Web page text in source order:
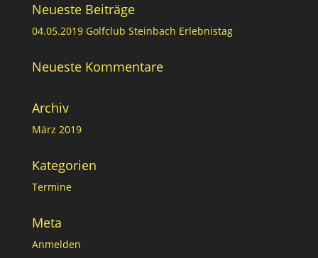
Neueste Beiträge
04.05.2019 Golfclub Steinbach Erlebnistag
Neueste Kommentare
Archiv
März 2019
Kategorien
Termine
Meta
Anmelden